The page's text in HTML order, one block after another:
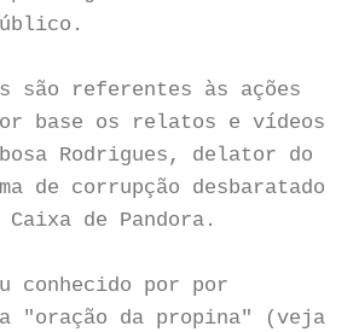
são referentes às ações
base os relatos e vídeos
Rodrigues, delator do
de corrupção desbaratado
de Pandora.
conhecido por por
"oração da propina" (veja